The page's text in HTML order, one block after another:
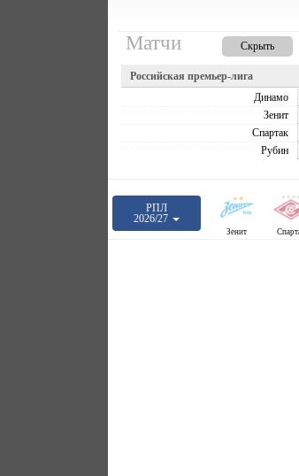
Матчи Скрыть
Российская премьер-лига
Динамо
Зенит
Спартак
Рубин
РПЛ
2026/27
Зенит